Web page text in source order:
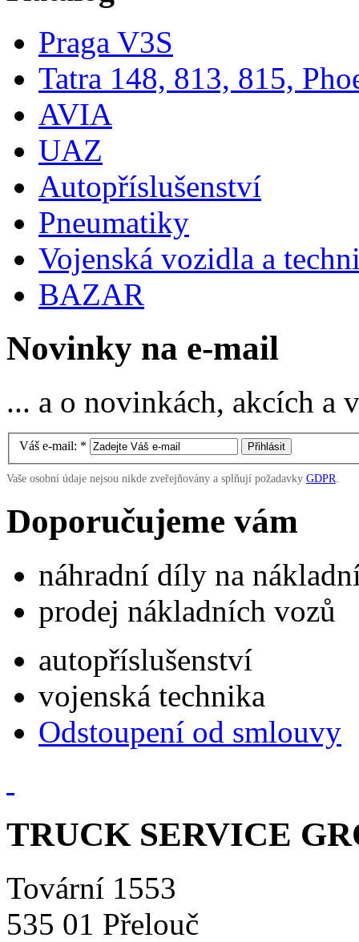
Praga V3S
Tatra 148, 813, 815,
AVIA
UAZ
Autopříslušenství
Pneumatiky
Vojenská vozidla a
BAZAR
Novinky na e-mail
... a o novinkách, akcích
Váš e-mail: *
Vaše osobní údaje nejsou nikde zveřejňovány a splňují požadavky GDPR.
Doporučujeme vám
náhradní díly na
prodej nákladních vozů
autopříslušenství
vojenská technika
Odstoupení od smlouvy
TRUCK SERVICE
Tovární 1553
535 01 Přelouč